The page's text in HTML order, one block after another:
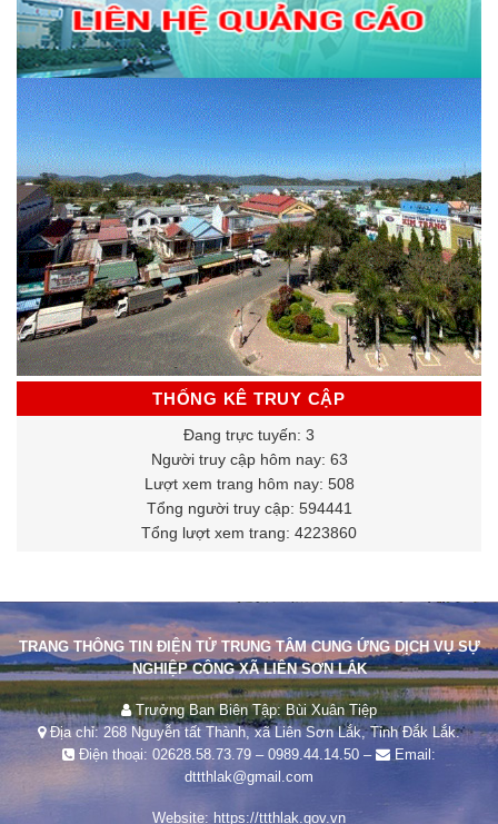
THỐNG KÊ TRUY CẬP
Đang trực tuyến: 3
Người truy cập hôm nay: 63
Lượt xem trang hôm nay: 508
Tổng người truy cập: 594441
Tổng lượt xem trang: 4223860
TRANG THÔNG TIN ĐIỆN TỬ TRUNG TÂM CUNG ỨNG DỊCH VỤ SỰ
NGHIỆP CÔNG XÃ LIÊN SƠN LẮK
Trưởng Ban Biên Tập: Bùi Xuân Tiệp
Địa chỉ: 268 Nguyễn tất Thành, xã Liên Sơn Lắk, Tỉnh Đắk Lắk.
Điện thoại: 02628.58.73.79 – 0989.44.14.50 –
Email:
dttthlak@gmail.com
Website: https://ttthlak.gov.vn